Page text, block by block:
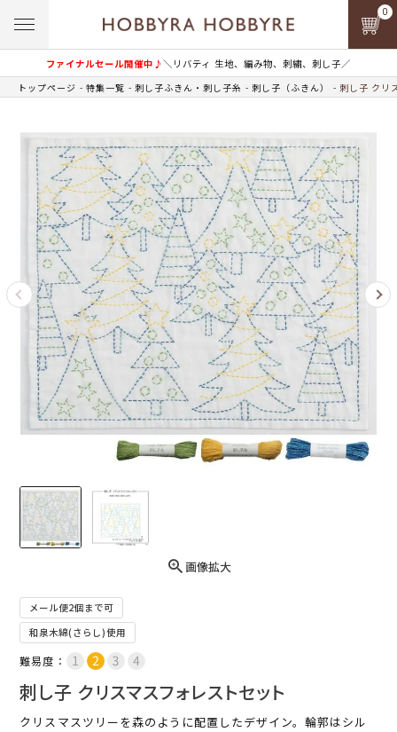
ファイナルセール開催中♪＼リバティ 生地、編み物、刺繍、刺し子／
0
トップページ 特集一覧 刺し子ふきん・刺し子糸 刺し子（ふきん） 刺し子 クリ
画像拡大
メール便2個まで可
和泉木綿(さらし)使用
難易度：
刺し子 クリスマスフォレストセット
クリスマスツリーを森のように配置したデザイン。輪郭はシル